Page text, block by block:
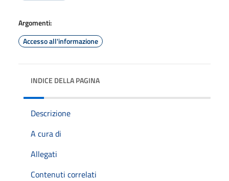
Argomenti:
Accesso all'informazione
INDICE DELLA PAGINA
Descrizione
A cura di
Allegati
Contenuti correlati